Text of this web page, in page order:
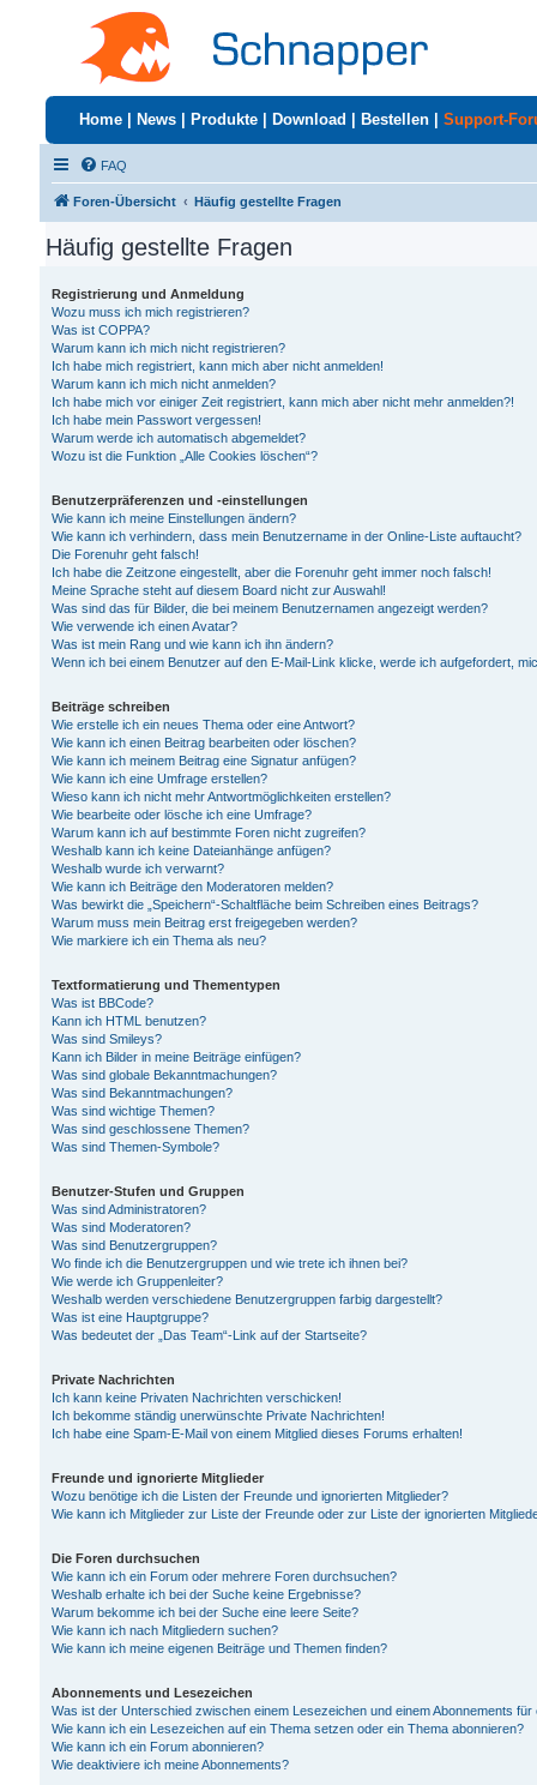
Home News Produkte Download Bestellen Support-
FAQ
Foren-Übersicht Häufig gestellte Fragen
Häufig gestellte Fragen
Registrierung und Anmeldung
Wozu muss ich mich registrieren?
Was ist COPPA?
Warum kann ich mich nicht registrieren?
Ich habe mich registriert, kann mich aber nicht anmelden!
Warum kann ich mich nicht anmelden?
Ich habe mich vor einiger Zeit registriert, kann mich aber nicht mehr anmelden?!
Ich habe mein Passwort vergessen!
Warum werde ich automatisch abgemeldet?
Wozu ist die Funktion „Alle Cookies löschen“?
Benutzerpräferenzen und -einstellungen
Wie kann ich meine Einstellungen ändern?
Wie kann ich verhindern, dass mein Benutzername in der Online-Liste auftaucht?
Die Forenuhr geht falsch!
Ich habe die Zeitzone eingestellt, aber die Forenuhr geht immer noch falsch!
Meine Sprache steht auf diesem Board nicht zur Auswahl!
Was sind das für Bilder, die bei meinem Benutzernamen angezeigt werden?
Wie verwende ich einen Avatar?
Was ist mein Rang und wie kann ich ihn ändern?
Wenn ich bei einem Benutzer auf den E-Mail-Link klicke, werde ich aufgefordert,
Beiträge schreiben
Wie erstelle ich ein neues Thema oder eine Antwort?
Wie kann ich einen Beitrag bearbeiten oder löschen?
Wie kann ich meinem Beitrag eine Signatur anfügen?
Wie kann ich eine Umfrage erstellen?
Wieso kann ich nicht mehr Antwortmöglichkeiten erstellen?
Wie bearbeite oder lösche ich eine Umfrage?
Warum kann ich auf bestimmte Foren nicht zugreifen?
Weshalb kann ich keine Dateianhänge anfügen?
Weshalb wurde ich verwarnt?
Wie kann ich Beiträge den Moderatoren melden?
Was bewirkt die „Speichern“-Schaltfläche beim Schreiben eines Beitrags?
Warum muss mein Beitrag erst freigegeben werden?
Wie markiere ich ein Thema als neu?
Textformatierung und Thementypen
Was ist BBCode?
Kann ich HTML benutzen?
Was sind Smileys?
Kann ich Bilder in meine Beiträge einfügen?
Was sind globale Bekanntmachungen?
Was sind Bekanntmachungen?
Was sind wichtige Themen?
Was sind geschlossene Themen?
Was sind Themen-Symbole?
Benutzer-Stufen und Gruppen
Was sind Administratoren?
Was sind Moderatoren?
Was sind Benutzergruppen?
Wo finde ich die Benutzergruppen und wie trete ich ihnen bei?
Wie werde ich Gruppenleiter?
Weshalb werden verschiedene Benutzergruppen farbig dargestellt?
Was ist eine Hauptgruppe?
Was bedeutet der „Das Team“-Link auf der Startseite?
Private Nachrichten
Ich kann keine Privaten Nachrichten verschicken!
Ich bekomme ständig unerwünschte Private Nachrichten!
Ich habe eine Spam-E-Mail von einem Mitglied dieses Forums erhalten!
Freunde und ignorierte Mitglieder
Wozu benötige ich die Listen der Freunde und ignorierten Mitglieder?
Wie kann ich Mitglieder zur Liste der Freunde oder zur Liste der ignorierten
Die Foren durchsuchen
Wie kann ich ein Forum oder mehrere Foren durchsuchen?
Weshalb erhalte ich bei der Suche keine Ergebnisse?
Warum bekomme ich bei der Suche eine leere Seite?
Wie kann ich nach Mitgliedern suchen?
Wie kann ich meine eigenen Beiträge und Themen finden?
Abonnements und Lesezeichen
Was ist der Unterschied zwischen einem Lesezeichen und einem Abonnements
Wie kann ich ein Lesezeichen auf ein Thema setzen oder ein Thema abonnieren?
Wie kann ich ein Forum abonnieren?
Wie deaktiviere ich meine Abonnements?